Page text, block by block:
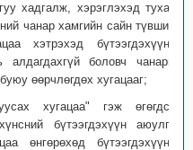
хадгалж, хэрэглэхэд тухайн
чанар хамгийн сайн түвшинд
хэтрэхэд бүтээгдэхүүний
боловч чанарын
өөрчлөгдөх хугацааг;
хугацаа" гэж өгөгдсөн
бүтээгдэхүүн аюулгүй
өнгөрөхөд бүтээгдэхүүний